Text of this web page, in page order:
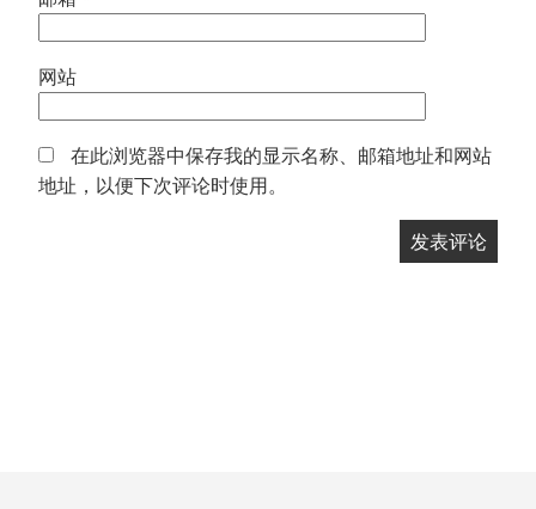
网站
在此浏览器中保存我的显示名称、邮箱地址和网站
地址，以便下次评论时使用。